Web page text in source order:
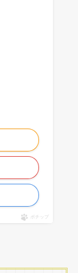
ポチップ